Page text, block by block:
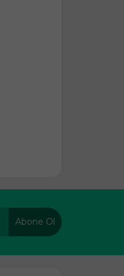
Abone Ol